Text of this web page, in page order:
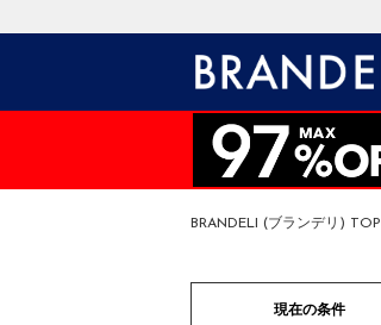
BRANDELI (ブランデリ) TOP
現在の条件